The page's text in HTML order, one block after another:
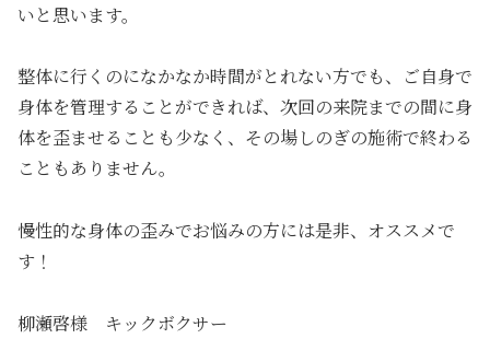
いと思います。
整体に行くのになかなか時間がとれない方でも、ご自身で
身体を管理することができれば、次回の来院までの間に身
体を歪ませることも少なく、その場しのぎの施術で終わる
こともありません。
慢性的な身体の歪みでお悩みの方には是非、オススメで
す！
柳瀬啓様 キックボクサー